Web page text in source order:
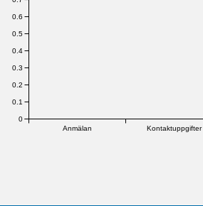
Anmälan Kontaktuppgifter
0
0.1
0.2
0.3
0.4
0.5
0.6